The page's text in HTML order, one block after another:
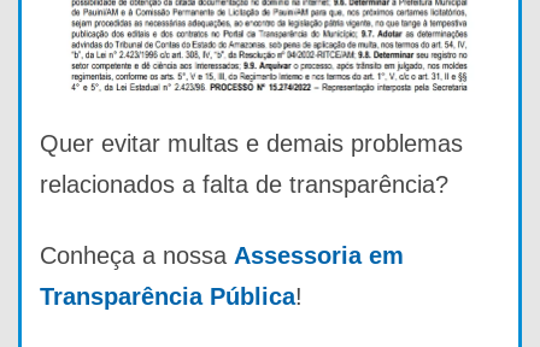
Quer evitar multas e demais problemas
relacionados a falta de transparência?
Conheça a nossa Assessoria em
Transparência Pública!